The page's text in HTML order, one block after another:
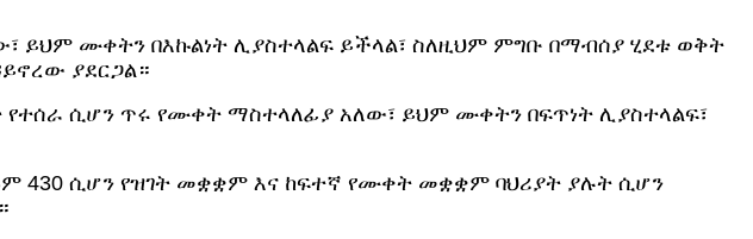
ይህም ሙቀትን በእኩልነት ሊያስተላልፍ ይችላል፣ ስለዚህም ምግቡ በማብሰያ ሂደቱ ወቅት
ያደርጋል።
ሲሆን ጥሩ የሙቀት ማስተላለፊያ አለው፣ ይህም ሙቀትን በፍጥነት ሊያስተላልፍ፣
430 ሲሆን የዝገት መቋቋም እና ከፍተኛ የሙቀት መቋቋም ባህሪያት ያሉት ሲሆን